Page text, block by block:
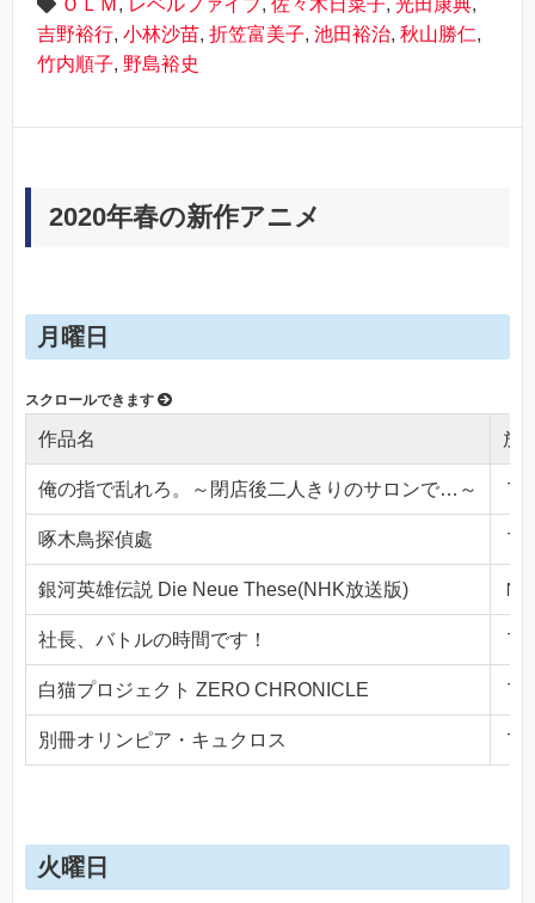
ＯＬＭ , レベルファイブ, 佐々木日菜子, 光田康典,
吉野裕行, 小林沙苗, 折笠富美子, 池田裕治, 秋山勝仁,
竹内順子, 野島裕史
2020年春の新作アニメ
月曜日
作品名 放
俺の指で乱れろ。～閉店後二人きりのサロンで…～ Ｔ
啄木鳥探偵處 Ｔ
銀河英雄伝説 Die Neue These(NHK放送版) Ｎ
社長、バトルの時間です！ Ｔ
白猫プロジェクト ZERO CHRONICLE Ｔ
別冊オリンピア・キュクロス Ｔ
火曜日